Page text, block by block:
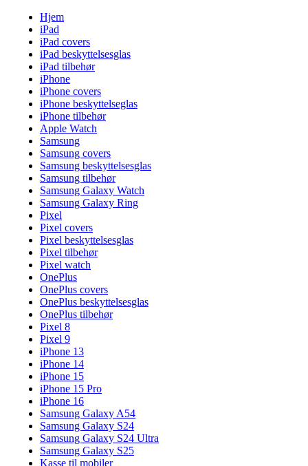
Hjem
iPad
iPad covers
iPad beskyttelsesglas
iPad tilbehør
iPhone
iPhone covers
iPhone beskyttelseglas
iPhone tilbehør
Apple Watch
Samsung
Samsung covers
Samsung beskyttelsesglas
Samsung tilbehør
Samsung Galaxy Watch
Samsung Galaxy Ring
Pixel
Pixel covers
Pixel beskyttelsesglas
Pixel tilbehør
Pixel watch
OnePlus
OnePlus covers
OnePlus beskyttelsesglas
OnePlus tilbehør
Pixel 8
Pixel 9
iPhone 13
iPhone 14
iPhone 15
iPhone 15 Pro
iPhone 16
Samsung Galaxy A54
Samsung Galaxy S24
Samsung Galaxy S24 Ultra
Samsung Galaxy S25
Kasse til mobiler